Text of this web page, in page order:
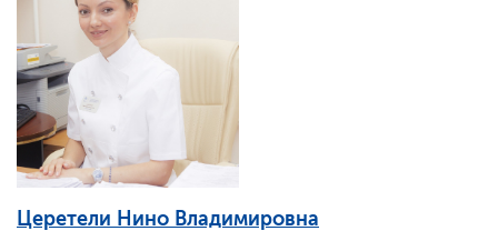
Церетели Нино Владимировна